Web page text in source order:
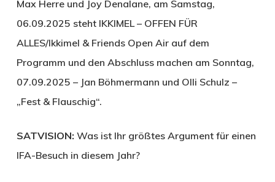
Max Herre und Joy Denalane, am Samstag,
06.09.2025 steht IKKIMEL – OFFEN FÜR
ALLES/Ikkimel & Friends Open Air auf dem
Programm und den Abschluss machen am Sonntag,
07.09.2025 – Jan Böhmermann und Olli Schulz –
„Fest & Flauschig“.
SATVISION: Was ist Ihr größtes Argument für einen
IFA-Besuch in diesem Jahr?